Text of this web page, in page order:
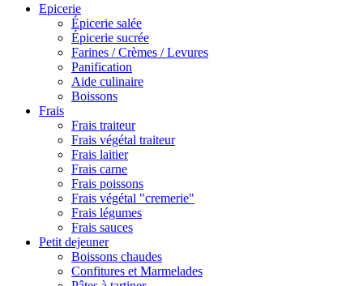
Epicerie
Épicerie salée
Épicerie sucrée
Farines / Crèmes / Levures
Panification
Aide culinaire
Boissons
Frais
Frais traiteur
Frais végétal traiteur
Frais laitier
Frais carne
Frais poissons
Frais végétal "cremerie"
Frais légumes
Frais sauces
Petit dejeuner
Boissons chaudes
Confitures et Marmelades